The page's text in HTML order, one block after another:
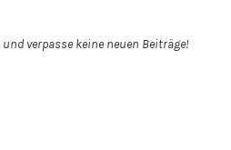
verpasse keine neuen Beiträge!